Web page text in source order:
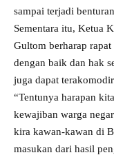
sampai terjadi
Sementara itu, Ketua
Gultom berharap
dengan baik dan hak
juga dapat
“Tentunya harapan
kewajiban warga
kira kawan-kawan di
masukan dari hasil